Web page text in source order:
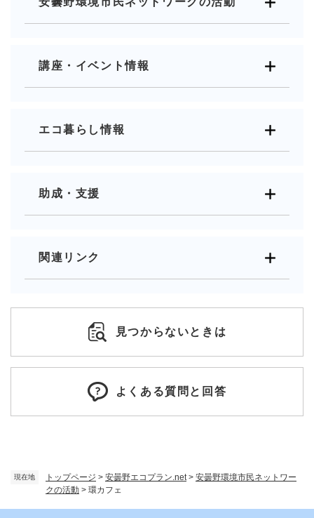
現在地 トップページ > 安曇野エコプラン.net > 安曇野環境市民ネットワー
クの活動 > 環カフェ
講座・イベント情報
エコ暮らし情報
助成・支援
関連リンク
見つからないときは
よくある質問と回答